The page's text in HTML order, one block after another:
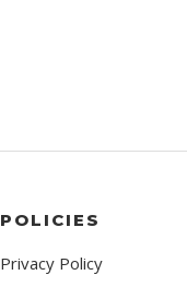
POLICIES
Privacy Policy